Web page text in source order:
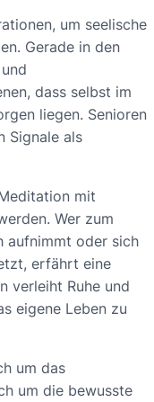
um seelische
Gerade in den
dass selbst im
liegen. Senioren
Signale als
mit
Wer zum
aufnimmt oder sich
erfährt eine
verleiht Ruhe und
eigene Leben zu
um das
um die bewusste